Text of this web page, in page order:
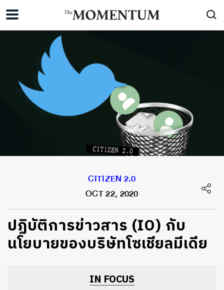
CITIZEN 2.0
OCT 22, 2020
ปฏิบัติการข่าวสาร (IO) กับ
นโยบายของบริษัทโซเชียลมีเดีย
IN FOCUS